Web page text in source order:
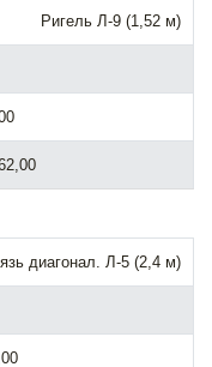
Ригель Л-9 (1,52 м)
диагонал. Л-5 (2,4 м)